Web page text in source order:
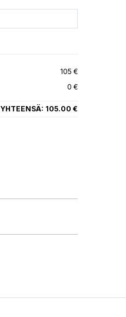
105 €
0 €
YHTEENSÄ: 105.00 €